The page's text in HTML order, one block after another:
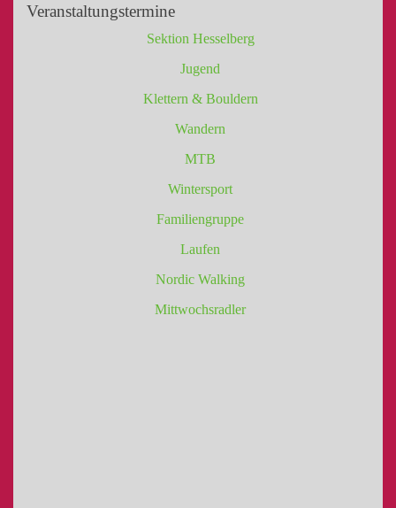
Veranstaltungstermine
Sektion Hesselberg
Jugend
Klettern & Bouldern
Wandern
MTB
Wintersport
Familiengruppe
Laufen
Nordic Walking
Mittwochsradler